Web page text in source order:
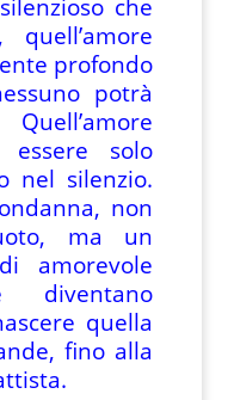
che
profondo
potrà
essere solo
nel silenzio.
non
ma un
amorevole
diventano
quella
fino alla